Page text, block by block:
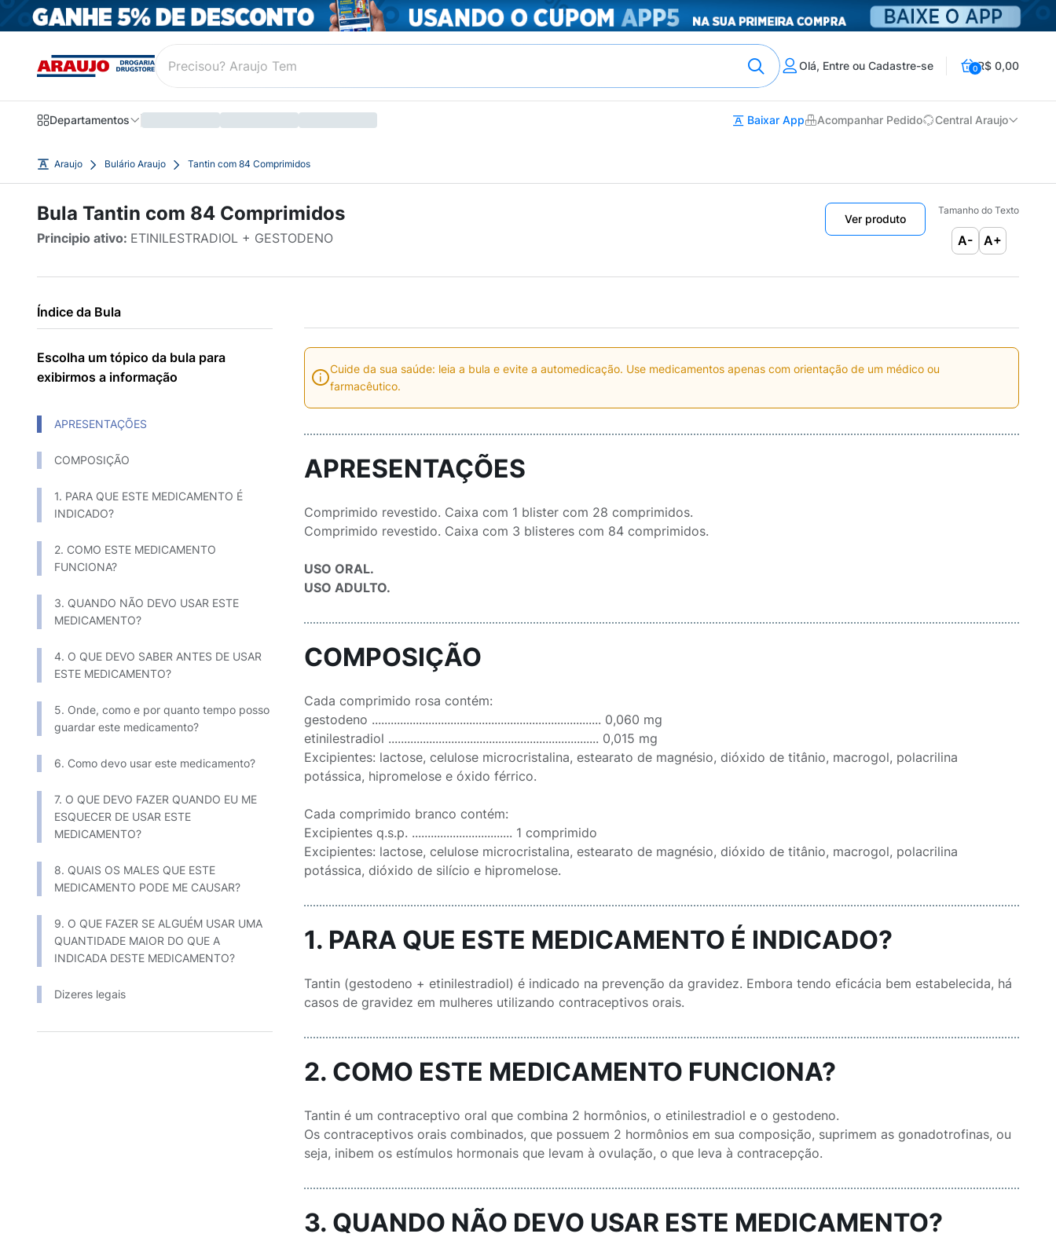
Olá, Entre ou Cadastre-se 0R$ 0,00
Departamentos Baixar App Acompanhar Pedido Central Araujo
Araujo Bulário Araujo Tantin com 84 Comprimidos
Bula Tantin com 84 Comprimidos
Principio ativo: ETINILESTRADIOL + GESTODENO
Ver produto
Tamanho do Texto
A- A+
Índice da Bula
Escolha um tópico da bula para
exibirmos a informação
APRESENTAÇÕES
COMPOSIÇÃO
1. PARA QUE ESTE MEDICAMENTO É
INDICADO?
2. COMO ESTE MEDICAMENTO
FUNCIONA?
3. QUANDO NÃO DEVO USAR ESTE
MEDICAMENTO?
4. O QUE DEVO SABER ANTES DE USAR
ESTE MEDICAMENTO?
5. Onde, como e por quanto tempo posso
guardar este medicamento?
6. Como devo usar este medicamento?
7. O QUE DEVO FAZER QUANDO EU ME
ESQUECER DE USAR ESTE
MEDICAMENTO?
8. QUAIS OS MALES QUE ESTE
MEDICAMENTO PODE ME CAUSAR?
9. O QUE FAZER SE ALGUÉM USAR UMA
QUANTIDADE MAIOR DO QUE A
INDICADA DESTE MEDICAMENTO?
Dizeres legais
Cuide da sua saúde: leia a bula e evite a automedicação. Use medicamentos apenas com orientação de um médico ou
farmacêutico.
APRESENTAÇÕES
Comprimido revestido. Caixa com 1 blister com 28 comprimidos.
Comprimido revestido. Caixa com 3 blisteres com 84 comprimidos.
USO ORAL.
USO ADULTO.
COMPOSIÇÃO
Cada comprimido rosa contém:
gestodeno ......................................................................... 0,060 mg
etinilestradiol ................................................................... 0,015 mg
Excipientes: lactose, celulose microcristalina, estearato de magnésio, dióxido de titânio, macrogol, polacrilina
potássica, hipromelose e óxido férrico.
Cada comprimido branco contém:
Excipientes q.s.p. ................................ 1 comprimido
Excipientes: lactose, celulose microcristalina, estearato de magnésio, dióxido de titânio, macrogol, polacrilina
potássica, dióxido de silício e hipromelose.
1. PARA QUE ESTE MEDICAMENTO É INDICADO?
Tantin (gestodeno + etinilestradiol) é indicado na prevenção da gravidez. Embora tendo eficácia bem estabelecida, há
casos de gravidez em mulheres utilizando contraceptivos orais.
2. COMO ESTE MEDICAMENTO FUNCIONA?
Tantin é um contraceptivo oral que combina 2 hormônios, o etinilestradiol e o gestodeno.
Os contraceptivos orais combinados, que possuem 2 hormônios em sua composição, suprimem as gonadotrofinas, ou
seja, inibem os estímulos hormonais que levam à ovulação, o que leva à contracepção.
3. QUANDO NÃO DEVO USAR ESTE MEDICAMENTO?